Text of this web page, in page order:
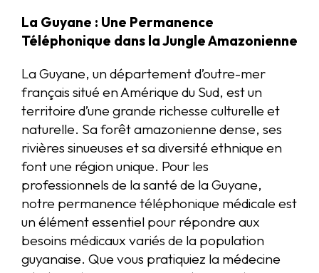
La Guyane : Une Permanence
Téléphonique dans la Jungle Amazonienne
La Guyane, un département d’outre-mer
français situé en Amérique du Sud, est un
territoire d’une grande richesse culturelle et
naturelle. Sa forêt amazonienne dense, ses
rivières sinueuses et sa diversité ethnique en
font une région unique. Pour les
professionnels de la santé de la Guyane,
notre permanence téléphonique médicale est
un élément essentiel pour répondre aux
besoins médicaux variés de la population
guyanaise. Que vous pratiquiez la médecine